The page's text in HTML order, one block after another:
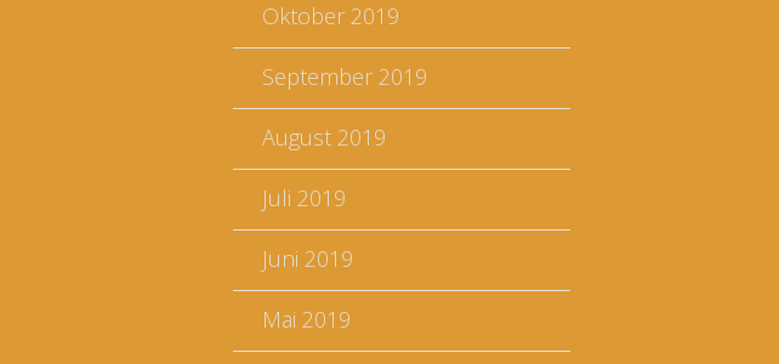
Oktober 2019
September 2019
August 2019
Juli 2019
Juni 2019
Mai 2019